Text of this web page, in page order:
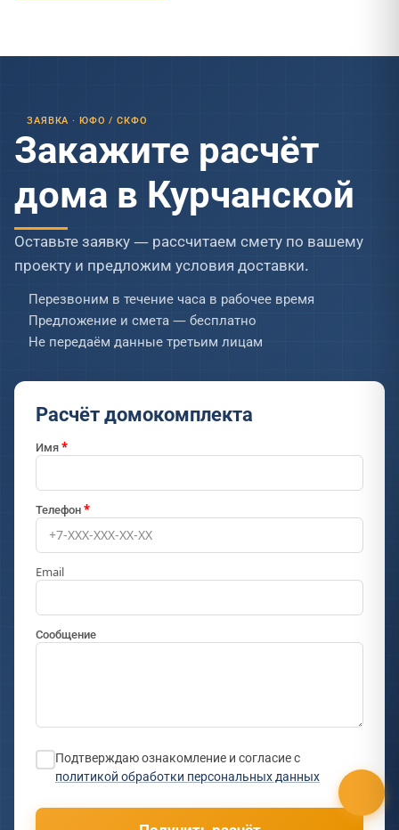
ЗАЯВКА · ЮФО / СКФО
Закажите расчёт
дома в Курчанской
Оставьте заявку — рассчитаем смету по вашему
проекту и предложим условия доставки.
Перезвоним в течение часа в рабочее время
Предложение и смета — бесплатно
Не передаём данные третьим лицам
Расчёт домокомплекта
Имя
Телефон
Email
Сообщение
Подтверждаю ознакомление и согласие с
политикой обработки персональных данных